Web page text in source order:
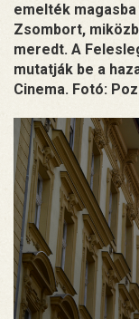
emelték
Zsombort,
meredt. A
mutatják be a
Cinema. Fotó: